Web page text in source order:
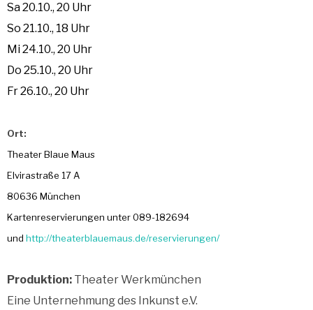
Sa 20.10., 20 Uhr
So 21.10., 18 Uhr
Mi 24.10., 20 Uhr
Do 25.10., 20 Uhr
Fr 26.10., 20 Uhr
Ort:
Theater Blaue Maus
Elvirastraße 17 A
80636 München
Kartenreservierungen unter 089-182694
und http://theaterblauemaus.de/reservierungen/
Produktion: Theater Werkmünchen
Eine Unternehmung des Inkunst e.V.